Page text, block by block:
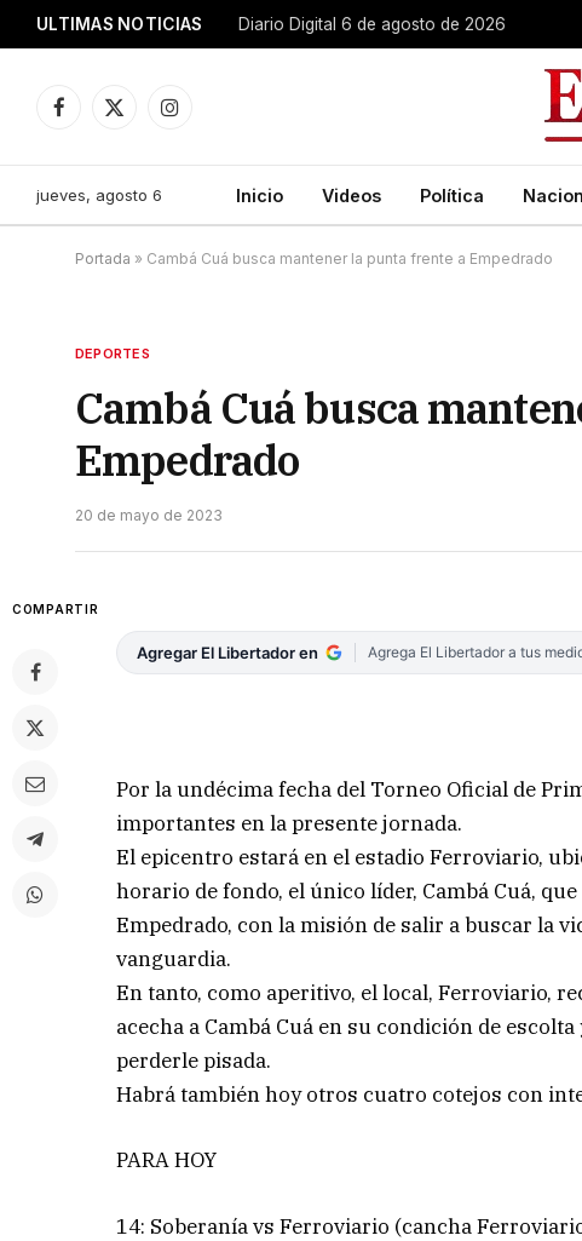
ULTIMAS NOTICIAS Diario Digital 6 de agosto de 2026
Facebook
X
Instagram
jueves, agosto 6 Inicio Videos Política
Portada » Cambá Cuá busca mantener la punta frente a Empedrado
DEPORTES
Cambá Cuá busca
Empedrado
20 de mayo de 2023
COMPARTIR
Agregar El Libertador en Agrega El Libertador a tus
Por la undécima fecha del Torneo Oficial de
importantes en la presente jornada.
El epicentro estará en el estadio Ferroviario,
horario de fondo, el único líder, Cambá Cuá,
Empedrado, con la misión de salir a buscar la
vanguardia.
En tanto, como aperitivo, el local, Ferroviario,
acecha a Cambá Cuá en su condición de
perderle pisada.
Habrá también hoy otros cuatro cotejos con
PARA HOY
14: Soberanía vs Ferroviario (cancha